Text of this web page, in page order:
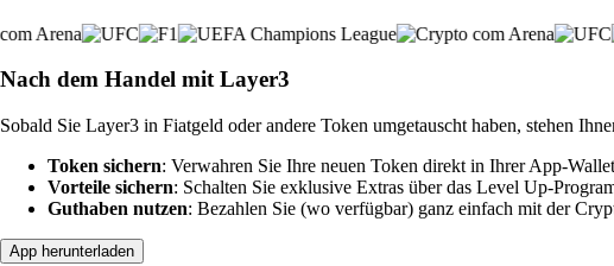
Nach dem Handel mit Layer3
Sobald Sie Layer3 in Fiatgeld oder andere Token umgetauscht haben, stehen
Token sichern: Verwahren Sie Ihre neuen Token direkt in Ihrer App-
Vorteile sichern: Schalten Sie exklusive Extras über das Level Up-
Guthaben nutzen: Bezahlen Sie (wo verfügbar) ganz einfach mit der
App herunterladen